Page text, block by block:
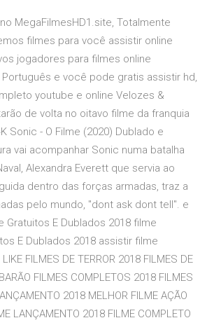
MegaFilmesHD1.site, Totalmente
filmes para você assistir online
jogadores para filmes online
e você pode gratis assistir hd,
youtube e online Velozes &
de volta no oitavo filme da franquia
Sonic - O Filme (2020) Dublado e
vai acompanhar Sonic numa batalha
Alexandra Everett que servia ao
dentro das forças armadas, traz a
pelo mundo, "dont ask dont tell". e
E Dublados 2018 filme
E Dublados 2018 assistir filme
FILMES DE TERROR 2018 FILMES DE
FILMES COMPLETOS 2018 FILMES
2018 MELHOR FILME AÇÃO
LANÇAMENTO 2018 FILME COMPLETO